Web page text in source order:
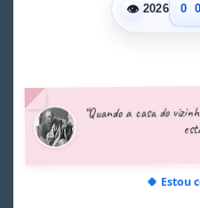
👁 2026
0
1
6
7
0
“Quando a casa do
🍀 Estou